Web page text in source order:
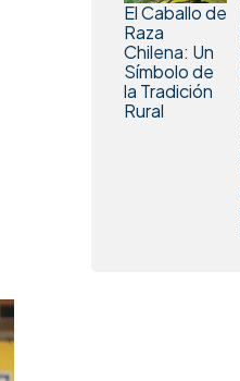
El Caballo de
Raza
Chilena: Un
Símbolo de
la Tradición
Rural